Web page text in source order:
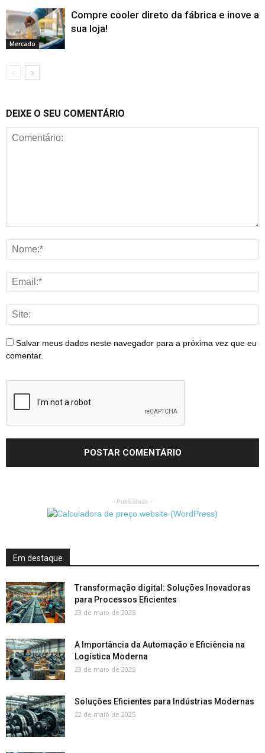
Mercado
Compre cooler direto da fábrica e inove a
sua loja!
DEIXE O SEU COMENTÁRIO
Salvar meus dados neste navegador para a próxima vez que eu
comentar.
- Publicidade -
Em destaque
Transformação digital: Soluções Inovadoras
para Processos Eficientes
23 de maio de 2025
A Importância da Automação e Eficiência na
Logística Moderna
23 de maio de 2025
Soluções Eficientes para Indústrias Modernas
22 de maio de 2025